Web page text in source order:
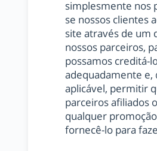
simplesmente nos
se nossos clientes
site através de um
nossos parceiros,
possamos creditá-
adequadamente e,
aplicável, permitir
parceiros afiliados
qualquer
fornecê-lo para